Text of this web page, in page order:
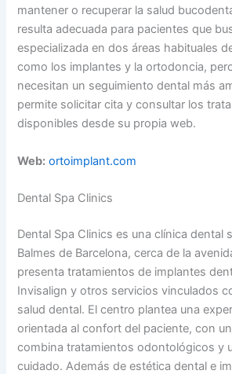
mantener o recuperar la salud
resulta adecuada para pacientes que
especializada en dos áreas habituales
como los implantes y la ortodoncia,
necesitan un seguimiento dental más
permite solicitar cita y consultar los
disponibles desde su propia web.
Web: ortoimplant.com
Dental Spa Clinics
Dental Spa Clinics es una clínica dental
Balmes de Barcelona, cerca de la
presenta tratamientos de implantes
Invisalign y otros servicios vinculados
salud dental. El centro plantea una
orientada al confort del paciente, con
combina tratamientos odontológicos y
cuidado. Además de estética dental e